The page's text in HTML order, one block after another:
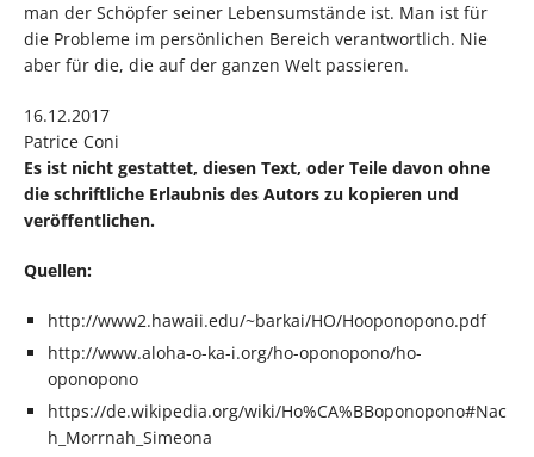
man der Schöpfer seiner Lebensumstände ist. Man ist für
die Probleme im persönlichen Bereich verantwortlich. Nie
aber für die, die auf der ganzen Welt passieren.
16.12.2017
Patrice Coni
Es ist nicht gestattet, diesen Text, oder Teile davon ohne
die schriftliche Erlaubnis des Autors zu kopieren und
veröffentlichen.
Quellen:
http://www2.hawaii.edu/~barkai/HO/Hooponopono.pdf
http://www.aloha-o-ka-i.org/ho-oponopono/ho-
oponopono
https://de.wikipedia.org/wiki/Ho%CA%BBoponopono#Nac
h_Morrnah_Simeona